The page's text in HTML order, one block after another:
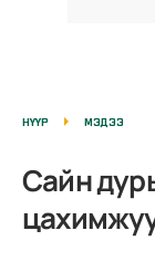
НҮҮР МЭДЭЭ
Сайн